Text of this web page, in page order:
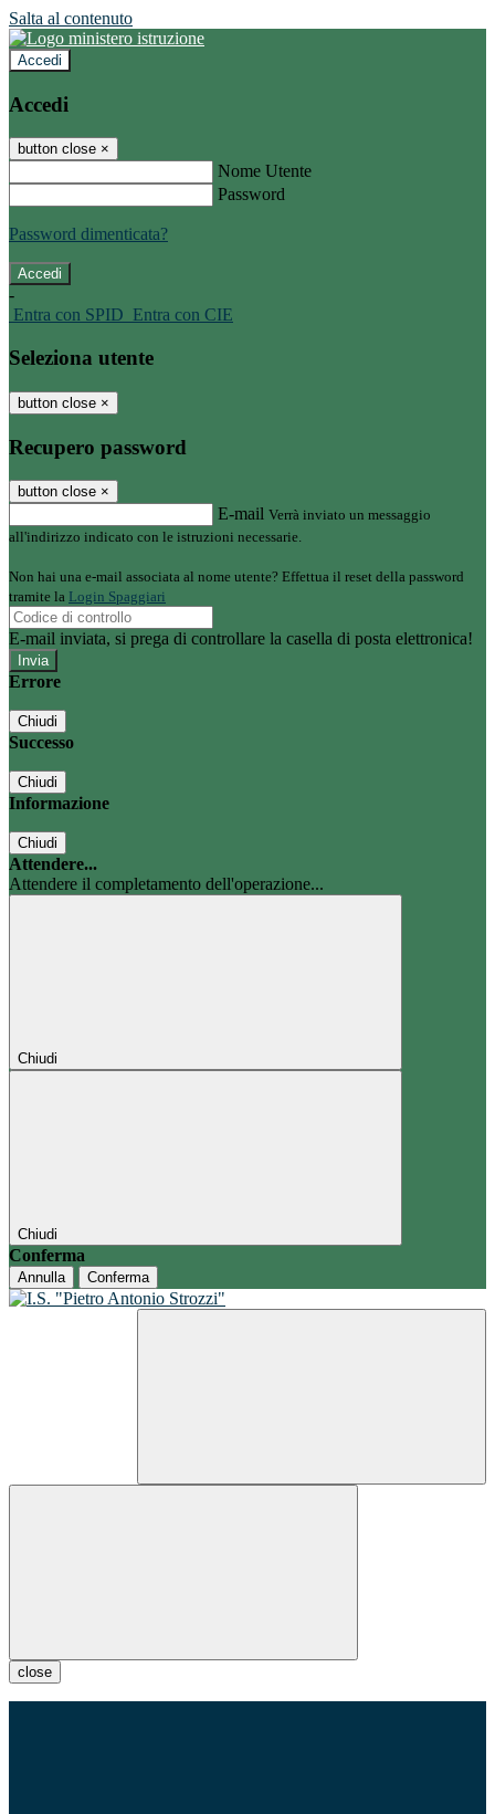
Salta al contenuto
Accedi
Accedi
button close ×
Nome Utente
Password
Password dimenticata?
-
Entra con SPID Entra con CIE
Seleziona utente
button close ×
Recupero password
button close ×
E-mail Verrà inviato un messaggio
all'indirizzo indicato con le istruzioni necessarie.
Non hai una e-mail associata al nome utente? Effettua il reset della password
tramite la Login Spaggiari
E-mail inviata, si prega di controllare la casella di posta elettronica!
Errore
Chiudi
Successo
Chiudi
Informazione
Chiudi
Attendere...
Attendere il completamento dell'operazione...
Chiudi
Chiudi
Conferma
Annulla Conferma
close